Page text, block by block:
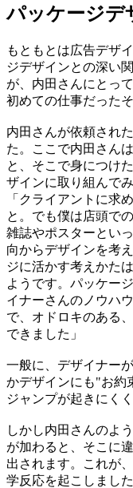
パッケージデ
もともとは広告デザ
ジデザインとの深い
が、内田さんにとっ
初めての仕事だったそ
内田さんが依頼され
た。ここで内田さん
と、そこで身につけ
ザインに取り組んで
「クライアントに求
と。でも僕は店頭で
雑誌やポスターとい
向からデザインを考
ジに活かす考えかた
ようです。パッケー
イナーさんのノウハ
で、オドロキのある
できました」
一般に、デザイナー
かデザインにも"お約
ジャンプが起きにく
しかし内田さんのよ
が加わると、そこに
出されます。これが
学反応を起こしました